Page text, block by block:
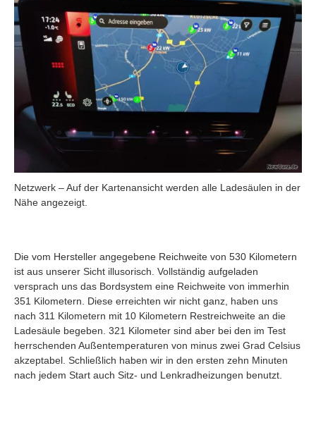
Netzwerk – Auf der Kartenansicht werden alle Ladesäulen in der
Nähe angezeigt.
Die vom Hersteller angegebene Reichweite von 530 Kilometern
ist aus unserer Sicht illusorisch. Vollständig aufgeladen
versprach uns das Bordsystem eine Reichweite von immerhin
351 Kilometern. Diese erreichten wir nicht ganz, haben uns
nach 311 Kilometern mit 10 Kilometern Restreichweite an die
Ladesäule begeben. 321 Kilometer sind aber bei den im Test
herrschenden Außentemperaturen von minus zwei Grad Celsius
akzeptabel. Schließlich haben wir in den ersten zehn Minuten
nach jedem Start auch Sitz- und Lenkradheizungen benutzt.